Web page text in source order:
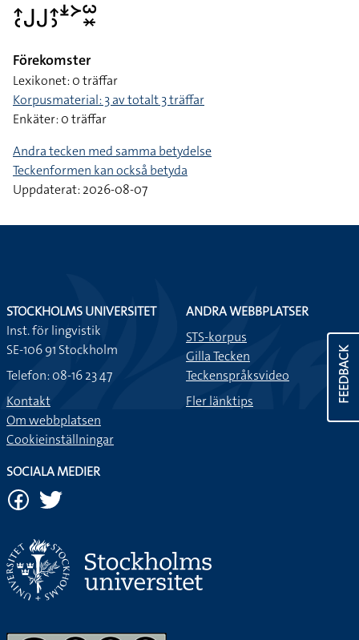
􌤴􌥗􌤢􌤢􌤴􌤶􌥶􌦅􌥱􌦂
Förekomster
Lexikonet: 0 träffar
Korpusmaterial: 3 av totalt 3 träffar
Enkäter: 0 träffar
Andra tecken med samma betydelse
Teckenformen kan också betyda
Uppdaterat: 2026-08-07
FEEDBACK
STOCKHOLMS UNIVERSITET
Inst. för lingvistik
SE-106 91 Stockholm
Telefon: 08-16 23 47
Kontakt
Om webbplatsen
Cookieinställningar
ANDRA WEBBPLATSER
STS-korpus
Gilla Tecken
Teckenspråksvideo
Fler länktips
SOCIALA MEDIER